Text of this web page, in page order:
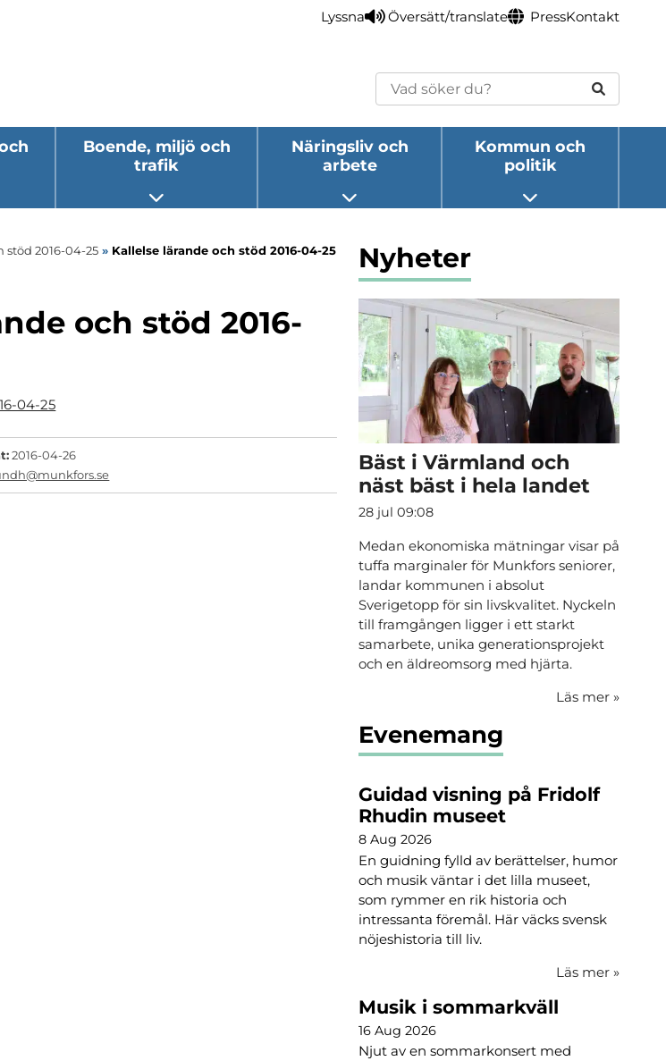
Lyssna Översätt/translate PressKontakt
Sök
undermeny
Boende, miljö och
trafik
Öppna undermeny
Näringsliv och
arbete
Öppna undermeny
Kommun och
politik
Öppna undermeny
stöd 2016-04-25 » Kallelse lärande och stöd 2016-04-25
och stöd 2016-
04-25
2016-04-26
mail
Nyheter
Bäst i Värmland och
näst bäst i hela landet
28 jul 09:08
Medan ekonomiska mätningar visar på
tuffa marginaler för Munkfors seniorer,
landar kommunen i absolut
Sverigetopp för sin livskvalitet. Nyckeln
till framgången ligger i ett starkt
samarbete, unika generationsprojekt
och en äldreomsorg med hjärta.
Läs mer »
Evenemang
Guidad visning på Fridolf
Rhudin museet
8 Aug 2026
En guidning fylld av berättelser, humor
och musik väntar i det lilla museet,
som rymmer en rik historia och
intressanta föremål. Här väcks svensk
nöjeshistoria till liv.
Läs mer »
Musik i sommarkväll
16 Aug 2026
Njut av en sommarkonsert med